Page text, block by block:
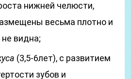
нижней челюсти,
весьма плотно и
не видна;
(3,5-6лет), с развитием
зубов и